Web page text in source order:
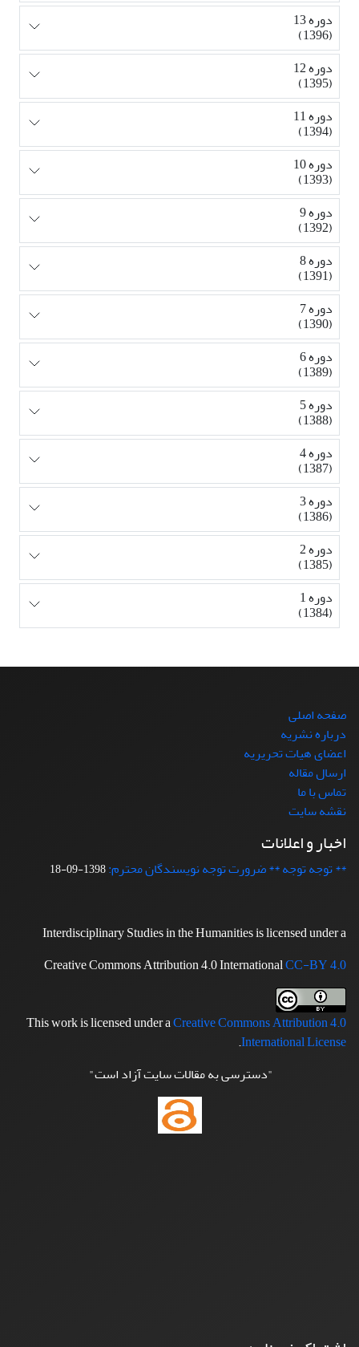
دوره 13
(1396)
دوره 12
(1395)
دوره 11
(1394)
دوره 10
(1393)
دوره 9
(1392)
دوره 8
(1391)
دوره 7
(1390)
دوره 6
(1389)
دوره 5
(1388)
دوره 4
(1387)
دوره 3
(1386)
دوره 2
(1385)
دوره 1
(1384)
صفحه اصلی
درباره نشریه
اعضای هیات تحریریه
ارسال مقاله
تماس با ما
نقشه سایت
اخبار و اعلانات
** توجه توجه ** ضرورت توجه نویسندگان محترم:1398-09-18
Interdisciplinary Studies in the Humanities is licensed under a
Creative Commons Attribution 4.0 InternationalCC-BY 4.0
This work is licensed under aCreative Commons Attribution 4.0
International License
.
"دسترسی به مقالات سایت آزاد است"